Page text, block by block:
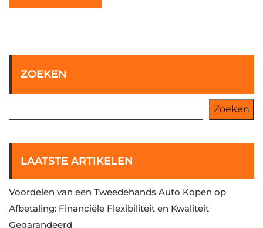
ZOEKEN
Zoeken
LAATSTE ARTIKELEN
Voordelen van een Tweedehands Auto Kopen op
Afbetaling: Financiële Flexibiliteit en Kwaliteit
Gegarandeerd